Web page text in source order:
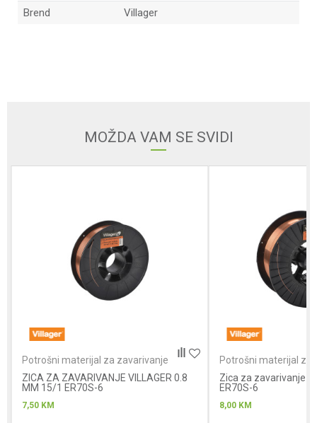
Brend
Villager
Anti-spam zaštita - izračunajte koliko je 4 + 1 :
MOŽDA VAM SE SVIDI
Potrošni materijal za zavarivanje
ZICA ZA ZAVARIVANJE VILLAGER 0.8
MM 15/1 ER70S-6
7,50 KM
Potrošni materijal za
Zica za zavarivanje
ER70S-6
8,00 KM